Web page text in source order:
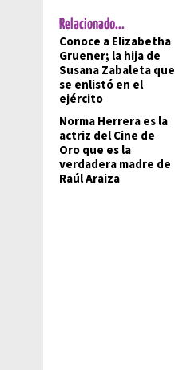
Relacionado...
Conoce a Elizabetha
Gruener; la hija de
Susana Zabaleta que
se enlistó en el
ejército
Norma Herrera es la
actriz del Cine de
Oro que es la
verdadera madre de
Raúl Araiza